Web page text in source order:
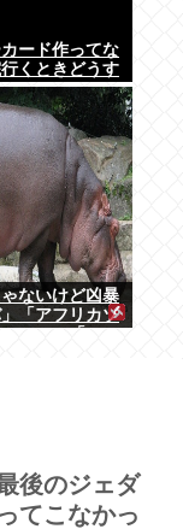
ード作ってな
くときどうす
ないけど凶暴
「アフリカゾ
後のジェダ
てこなかっ